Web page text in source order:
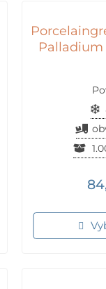
Palladium